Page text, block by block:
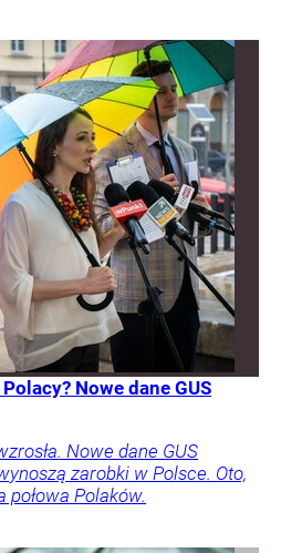
Nowe dane GUS
Nowe dane GUS
zarobki w Polsce. Oto,
połowa Polaków.